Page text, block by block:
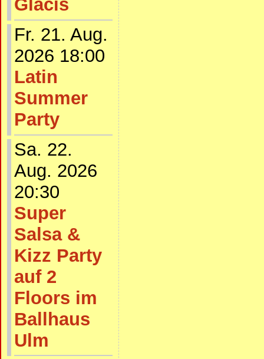
Glacis
Fr. 21. Aug.
2026 18:00
Latin
Summer
Party
Sa. 22.
Aug. 2026
20:30
Super
Salsa &
Kizz Party
auf 2
Floors im
Ballhaus
Ulm